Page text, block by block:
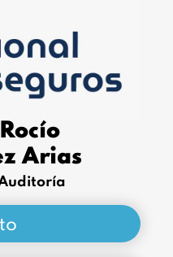
Arias